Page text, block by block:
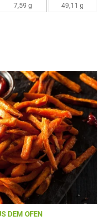
7,59 g
49,11 g
DEM OFEN